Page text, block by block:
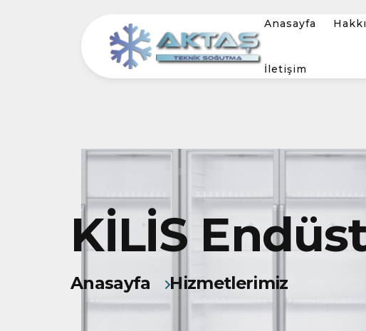
Anasayfa
İletişim
KİLİS
Anasayfa Hizmetlerimiz